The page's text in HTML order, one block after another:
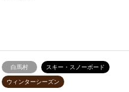
白馬村
スキー・スノーボード
ウィンターシーズン